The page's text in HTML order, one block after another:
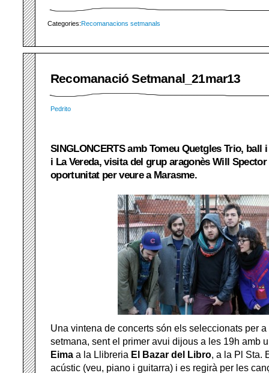
Categories: Recomanacions setmanals
Recomanació Setmanal_21mar13
Pedrito
SINGLONCERTS amb Tomeu Quetgles Trio, ball
i La Vereda, visita del grup aragonès Will
oportunitat per veure a Marasme.
Una vintena de concerts són els seleccionats per
setmana, sent el primer avui dijous a les 19h amb
Eima a la Llibreria El Bazar del Libro, a la Pl Sta.
acústic (veu, piano i guitarra) i es regirà per les